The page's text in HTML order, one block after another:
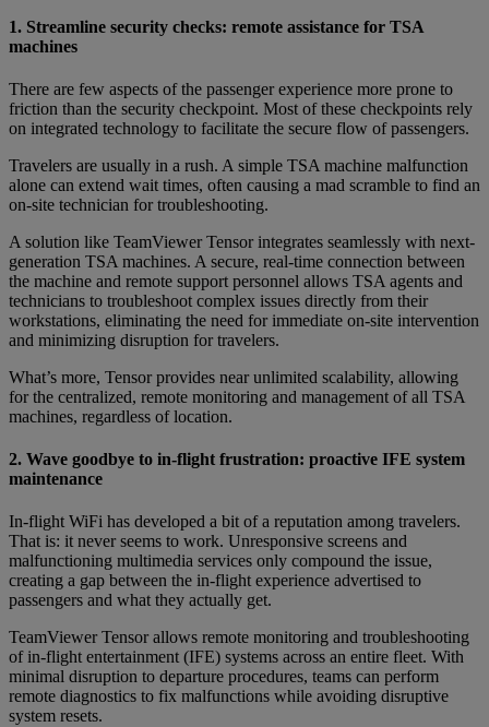
1. Streamline security checks: remote assistance for TSA
machines
There are few aspects of the passenger experience more prone to
friction than the security checkpoint. Most of these checkpoints rely
on integrated technology to facilitate the secure flow of passengers.
Travelers are usually in a rush. A simple TSA machine malfunction
alone can extend wait times, often causing a mad scramble to find an
on-site technician for troubleshooting.
A solution like TeamViewer Tensor integrates seamlessly with next-
generation TSA machines. A secure, real-time connection between
the machine and remote support personnel allows TSA agents and
technicians to troubleshoot complex issues directly from their
workstations, eliminating the need for immediate on-site intervention
and minimizing disruption for travelers.
What’s more, Tensor provides near unlimited scalability, allowing
for the centralized, remote monitoring and management of all TSA
machines, regardless of location.
2. Wave goodbye to in-flight frustration: proactive IFE system
maintenance
In-flight WiFi has developed a bit of a reputation among travelers.
That is: it never seems to work. Unresponsive screens and
malfunctioning multimedia services only compound the issue,
creating a gap between the in-flight experience advertised to
passengers and what they actually get.
TeamViewer Tensor allows remote monitoring and troubleshooting
of in-flight entertainment (IFE) systems across an entire fleet. With
minimal disruption to departure procedures, teams can perform
remote diagnostics to fix malfunctions while avoiding disruptive
system resets.